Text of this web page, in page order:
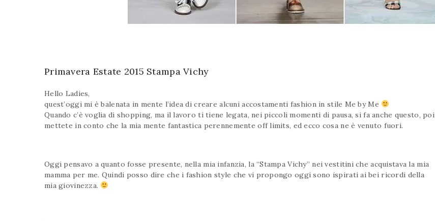
Primavera Estate 2015 Stampa Vichy
Hello Ladies,
quest’oggi mi è balenata in mente l’idea di creare alcuni accostamenti fashion in stile Me by Me
Quando c’è voglia di shopping, ma il lavoro ti tiene legata, nei piccoli momenti di pausa, si fa anche questo, poi
mettete in conto che la mia mente fantastica perennemente off limits, ed ecco cosa ne è venuto fuori.
Oggi pensavo a quanto fosse presente, nella mia infanzia, la “Stampa Vichy” nei vestitini che acquistava la mia
mamma per me. Quindi posso dire che i fashion style che vi propongo oggi sono ispirati ai bei ricordi della
mia giovinezza.